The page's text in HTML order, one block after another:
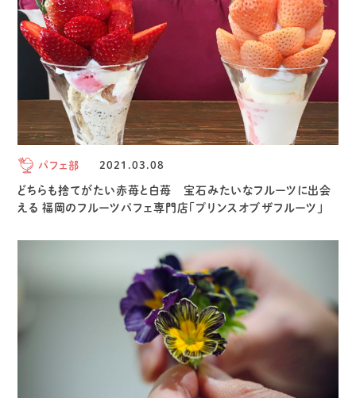
パフェ部 2021.03.08
どちらも捨てがたい赤苺と白苺 宝石みたいなフルーツに出会
える 福岡のフルーツパフェ専門店「プリンスオブザフルーツ」